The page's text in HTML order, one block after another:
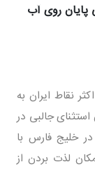
نقاط ایران به
جالبی در
خلیج فارس با
امکان لذت بردن از